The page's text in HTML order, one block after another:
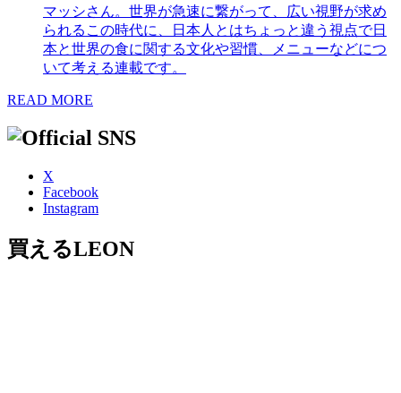
マッシさん。世界が急速に繋がって、広い視野が求め
られるこの時代に、日本人とはちょっと違う視点で日
本と世界の食に関する文化や習慣、メニューなどにつ
いて考える連載です。
READ MORE
X
Facebook
Instagram
買えるLEON